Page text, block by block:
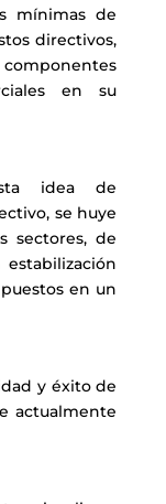
mínimas de
directivos,
componentes
en su
idea de
se huye
sectores, de
en un
y éxito de
actualmente